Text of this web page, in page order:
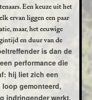
Een keuze uit het
ervan liggen een paar
maar, het eeuwige
en duur van de
is dan de
performance die
hij liet zich een
gemonteerd,
indringender werkt.